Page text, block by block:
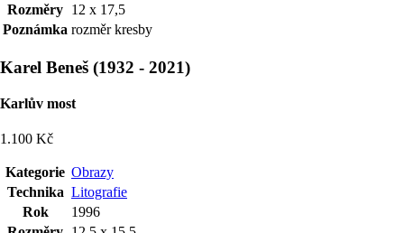
Rozměry 12 x 17,5
Poznámka rozměr kresby
Karel Beneš (1932 - 2021)
Karlův most
1.100 Kč
Kategorie Obrazy
Technika Litografie
Rok
1996